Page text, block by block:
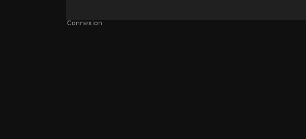
Connexion